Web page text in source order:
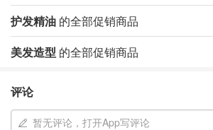
护发精油 的全部促销商品
美发造型 的全部促销商品
评论
暂无评论，打开App写评论